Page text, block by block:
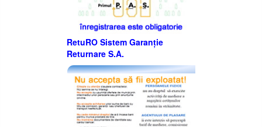
RetuRO Sistem Garanție
Returnare S.A.